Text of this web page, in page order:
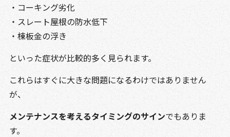
・コーキング劣化
・スレート屋根の防水低下
・棟板金の浮き
といった症状が比較的多く見られます。
これらはすぐに大きな問題になるわけではありません
が、
メンテナンスを考えるタイミングのサインでもありま
す。